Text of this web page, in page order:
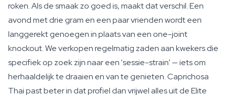
roken. Als de smaak zo goed is, maakt dat verschil. Een
avond met drie gram en een paar vrienden wordt een
langgerekt genoegen in plaats van een one-joint
knockout. We verkopen regelmatig zaden aan kwekers die
specifiek op zoek zijn naar een 'sessie-strain' — iets om
herhaaldelijk te draaien en van te genieten. Caprichosa
Thai past beter in dat profiel dan vrijwel alles uit de Elite